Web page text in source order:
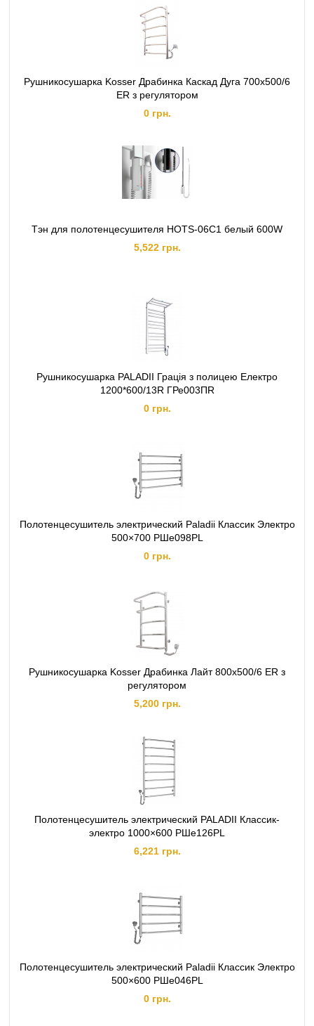
Рушникосушарка Kosser Драбинка Каскад Дуга 700х500/6
ER з регулятором
0 грн.
Тэн для полотенцесушителя HOTS-06C1 белый 600W
5,522 грн.
Рушникосушарка PALADII Грація з полицею Електро
1200*600/13R ГРе003ПR
0 грн.
Полотенцесушитель электрический Paladii Классик Электро
500×700 РШе098РL
0 грн.
Рушникосушарка Kosser Драбинка Лайт 800х500/6 ER з
регулятором
5,200 грн.
Полотенцесушитель электрический PALADII Классик-
электро 1000×600 РШе126РL
6,221 грн.
Полотенцесушитель электрический Paladii Классик Электро
500×600 РШе046РL
0 грн.